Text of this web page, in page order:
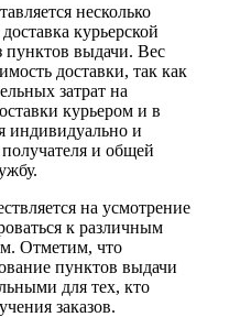
несколько
курьерской
пунктов выдачи. Вес
доставки, так как
затрат на
курьером и в
индивидуально и
получателя и общей
на усмотрение
к различным
Отметим, что
пунктов выдачи
для тех, кто
заказов.